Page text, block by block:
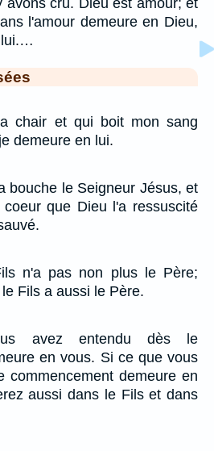
l'amour demeure en Dieu,
lui.…
chair et qui boit mon sang
demeure en lui.
bouche le Seigneur Jésus, et
que Dieu l'a ressuscité
n'a pas non plus le Père;
Fils a aussi le Père.
avez entendu dès le
en vous. Si ce que vous
commencement demeure en
aussi dans le Fils et dans